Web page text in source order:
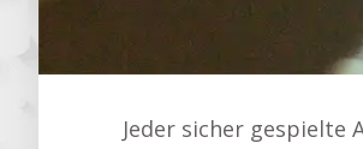
Jeder sicher gespielte